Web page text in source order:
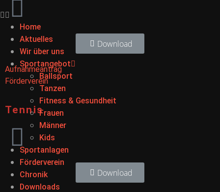
Home
Aktuelles
Wir über uns
Sportangebot
Ballsport
Tanzen
Fitness & Gesundheit
Frauen
Männer
Kids
Sportanlagen
Förderverein
Chronik
Downloads
Download
Aufnahmeantrag
Förderverein
Tennis
Download